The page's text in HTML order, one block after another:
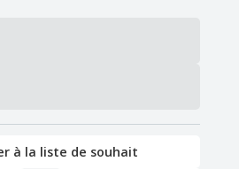
à la liste de souhait